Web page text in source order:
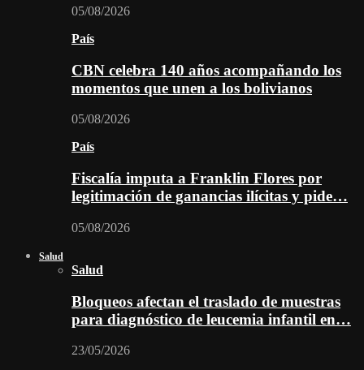
05/08/2026
País
CBN celebra 140 años acompañando los
momentos que unen a los bolivianos
05/08/2026
País
Fiscalía imputa a Franklin Flores por
legitimación de ganancias ilícitas y pide…
05/08/2026
Salud
Salud
Bloqueos afectan el traslado de muestras
para diagnóstico de leucemia infantil en…
23/05/2026